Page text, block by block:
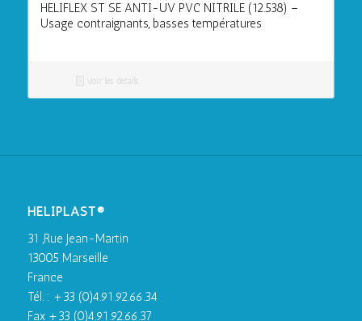
HELIFLEX ST SE ANTI-UV PVC NITRILE (12.538) –
Usage contraignants, basses températures
HELIPLAST®
31 ,Rue Jean-Martin
13005 Marseille
France
Tél. : +33 (0)4.91.92.66.34
Fax +33 (0)4.91.92.66.37